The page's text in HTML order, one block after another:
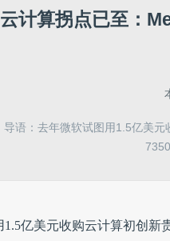
云计算拐点已至：
导语：去年微软试图用1.5亿美
亿美元收购云计算初创新